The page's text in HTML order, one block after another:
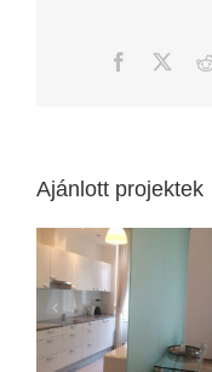
Facebook
Ajánlott projektek